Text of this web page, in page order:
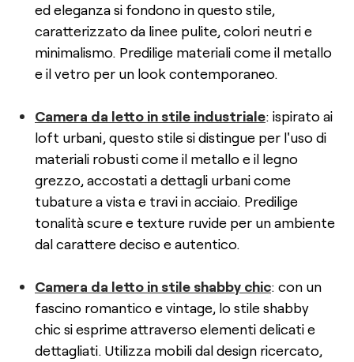
ed eleganza si fondono in questo stile,
caratterizzato da linee pulite, colori neutri e
minimalismo. Predilige materiali come il metallo
e il vetro per un look contemporaneo.
Camera da letto in stile industriale: ispirato ai
loft urbani, questo stile si distingue per l'uso di
materiali robusti come il metallo e il legno
grezzo, accostati a dettagli urbani come
tubature a vista e travi in acciaio. Predilige
tonalità scure e texture ruvide per un ambiente
dal carattere deciso e autentico.
Camera da letto in stile shabby chic: con un
fascino romantico e vintage, lo stile shabby
chic si esprime attraverso elementi delicati e
dettagliati. Utilizza mobili dal design ricercato,